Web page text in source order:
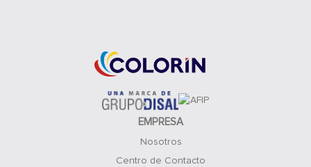
EMPRESA
Nosotros
Centro de Contacto